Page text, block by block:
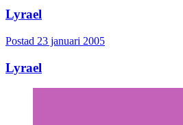
Lyrael
Postad 23 januari 2005
Lyrael